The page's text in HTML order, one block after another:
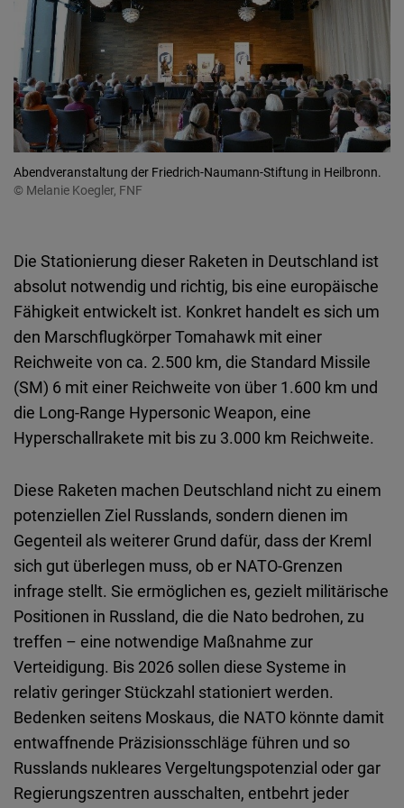
Abendveranstaltung der Friedrich-Naumann-Stiftung in Heilbronn.
© Melanie Koegler, FNF
Die Stationierung dieser Raketen in Deutschland ist
absolut notwendig und richtig, bis eine europäische
Fähigkeit entwickelt ist. Konkret handelt es sich um
den Marschflugkörper Tomahawk mit einer
Reichweite von ca. 2.500 km, die Standard Missile
(SM) 6 mit einer Reichweite von über 1.600 km und
die Long-Range Hypersonic Weapon, eine
Hyperschallrakete mit bis zu 3.000 km Reichweite.
Diese Raketen machen Deutschland nicht zu einem
potenziellen Ziel Russlands, sondern dienen im
Gegenteil als weiterer Grund dafür, dass der Kreml
sich gut überlegen muss, ob er NATO-Grenzen
infrage stellt. Sie ermöglichen es, gezielt militärische
Positionen in Russland, die die Nato bedrohen, zu
treffen – eine notwendige Maßnahme zur
Verteidigung. Bis 2026 sollen diese Systeme in
relativ geringer Stückzahl stationiert werden.
Bedenken seitens Moskaus, die NATO könnte damit
entwaffnende Präzisionsschläge führen und so
Russlands nukleares Vergeltungspotenzial oder gar
Regierungszentren ausschalten, entbehrt jeder